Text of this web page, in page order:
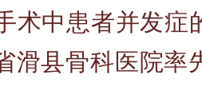
术中 患者并发症
滑县骨科医院率